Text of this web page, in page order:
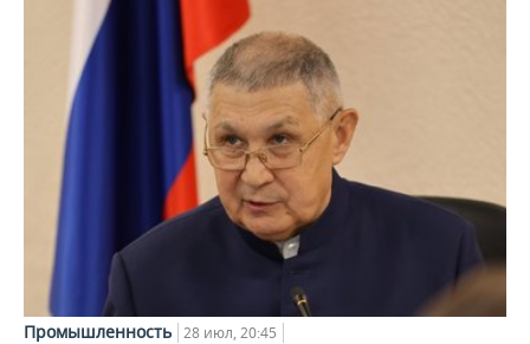
Промышленность 28 июл, 20:45